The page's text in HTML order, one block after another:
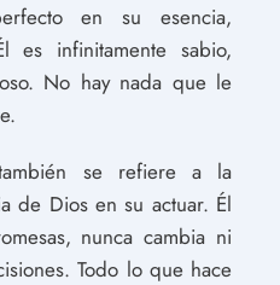
en su esencia,
es infinitamente sabio,
No hay nada que le
se refiere a la
de Dios en su actuar. Él
nunca cambia ni
Todo lo que hace